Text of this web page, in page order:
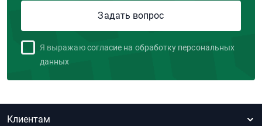
Я выражаю согласие на обработку персональных
данных
Клиентам